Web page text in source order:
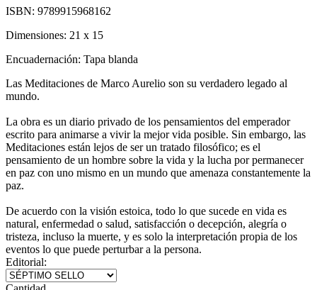
ISBN: 9789915968162
Dimensiones: 21 x 15
Encuadernación: Tapa blanda
Las Meditaciones de Marco Aurelio son su verdadero legado al
mundo.
La obra es un diario privado de los pensamientos del emperador
escrito para animarse a vivir la mejor vida posible. Sin embargo, las
Meditaciones están lejos de ser un tratado filosófico; es el
pensamiento de un hombre sobre la vida y la lucha por permanecer
en paz con uno mismo en un mundo que amenaza constantemente la
paz.
De acuerdo con la visión estoica, todo lo que sucede en vida es
natural, enfermedad o salud, satisfacción o decepción, alegría o
tristeza, incluso la muerte, y es solo la interpretación propia de los
eventos lo que puede perturbar a la persona.
Editorial: